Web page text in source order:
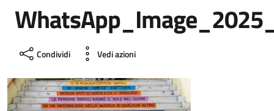
Condividi Vedi azioni